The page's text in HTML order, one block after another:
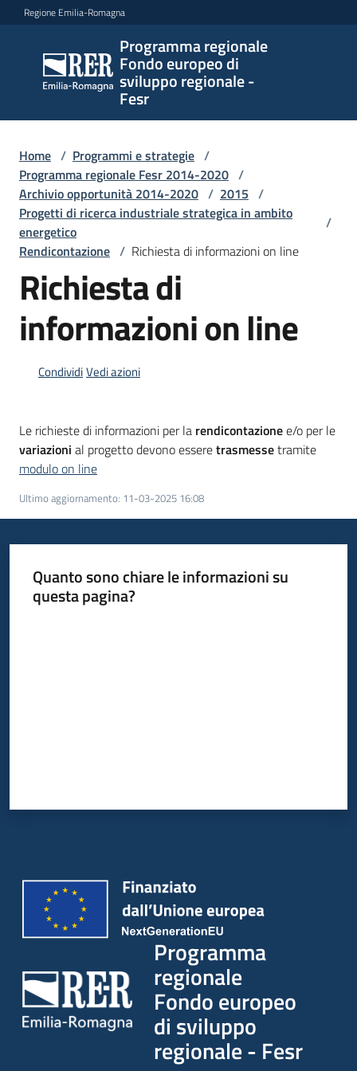
Vai al contenuto
Vai alla navigazione
Vai al footer
Regione Emilia-Romagna
Programma regionale
Fondo europeo di
sviluppo regionale -
Fesr
Programma
regionale
Fondo
europeo di
regionale -
Fesr
Novità
Programmi
Progetti
e
attività
su
Home / Programmi e strategie /
Programma regionale Fesr 2014-2020 /
Archivio opportunità 2014-2020 / 2015 /
Progetti di ricerca industriale strategica in ambito
energetico
/
Rendicontazione / Richiesta di informazioni on line
Richiesta di
informazioni on line
CondividiVedi azioni
Le richieste di informazioni per la rendicontazionee/o per le
variazioni al progetto devono esseretrasmessetramite
modulo on line
Ultimo aggiornamento: 11-03-2025 16:08
Quanto sono chiare le informazioni su
questa pagina?
Programma
regionale
Fondo europeo
di sviluppo
regionale - Fesr